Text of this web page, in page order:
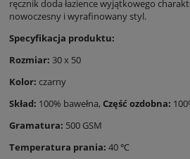
ręcznik doda łazience wyjątkowego
nowoczesny i wyrafinowany styl.
Specyfikacja produktu:
Rozmiar: 30 x 50
Kolor: czarny
Skład: 100% bawełna, Część ozdobna:
Gramatura: 500 GSM
Temperatura prania: 40 ℃